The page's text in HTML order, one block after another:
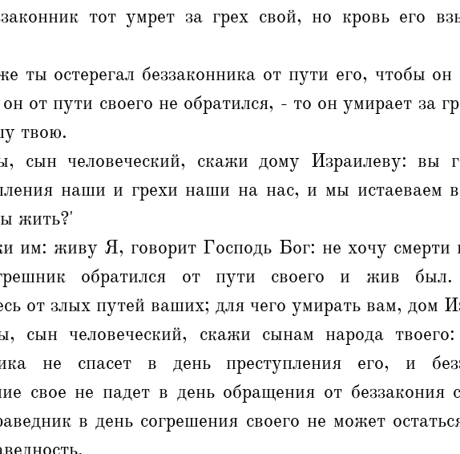
тот умрет за грех свой, но кровь его
ты остерегал беззаконника от пути его, чтобы он
от пути своего не обратился, - то он умирает за
твою.
сын человеческий, скажи дому Израилеву: вы
наши и грехи наши на нас, и мы истаеваем
жить?'
им: живу Я, говорит Господь Бог: не хочу смерти
обратился от пути своего и жив был.
от злых путей ваших; для чего умирать вам, дом
сын человеческий, скажи сынам народа твоего:
не спасет в день преступления его, и
свое не падет в день обращения от беззакония
в день согрешения своего не может